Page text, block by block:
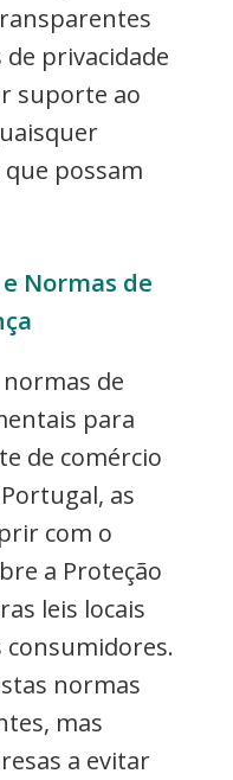
privacidade
suporte ao
possam
Normas de
de
para
de comércio
as
com o
a Proteção
leis locais
normas
mas
a evitar